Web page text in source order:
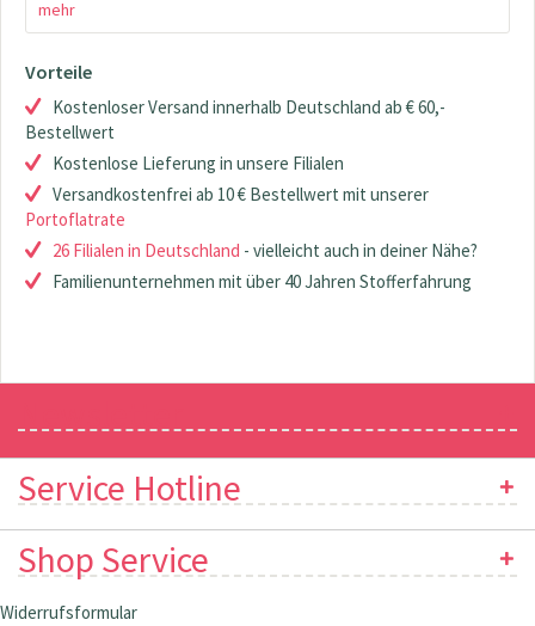
mehr
Vorteile
Kostenloser Versand innerhalb Deutschland ab € 60,-
Bestellwert
Kostenlose Lieferung in unsere Filialen
Versandkostenfrei ab 10 € Bestellwert mit unserer
Portoflatrate
26 Filialen in Deutschland - vielleicht auch in deiner Nähe?
Familienunternehmen mit über 40 Jahren Stofferfahrung
Service Hotline
Shop Service
Widerrufsformular